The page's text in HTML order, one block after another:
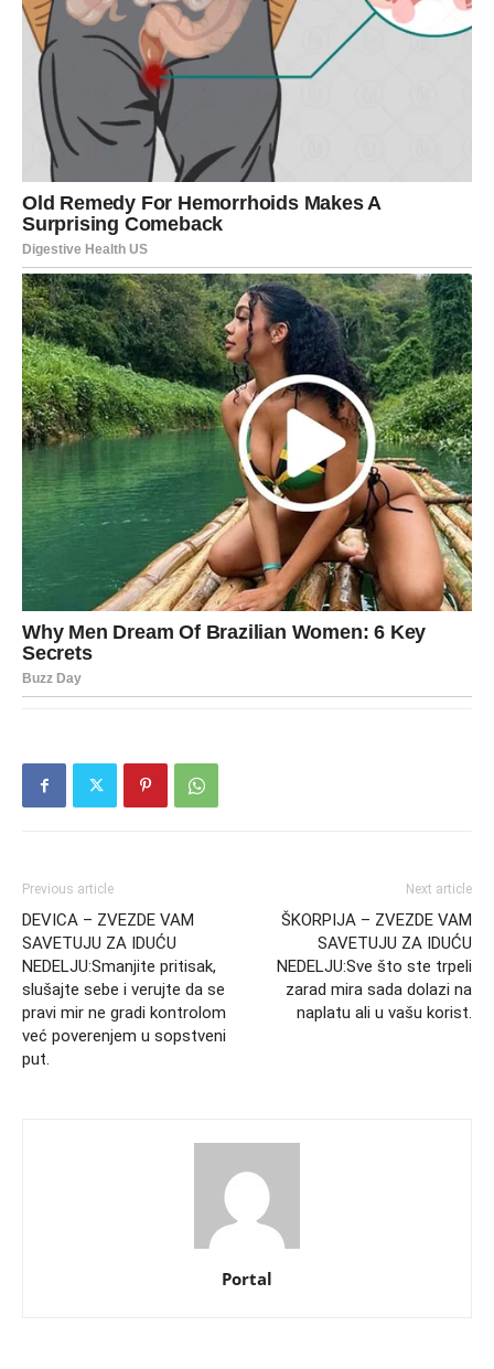
Previous article
DEVICA – ZVEZDE VAM
SAVETUJU ZA IDUĆU
NEDELJU:Smanjite pritisak,
slušajte sebe i verujte da se
pravi mir ne gradi kontrolom
već poverenjem u sopstveni
put.
Next article
ŠKORPIJA – ZVEZDE VAM
SAVETUJU ZA IDUĆU
NEDELJU:Sve što ste trpeli
zarad mira sada dolazi na
naplatu ali u vašu korist.
Portal